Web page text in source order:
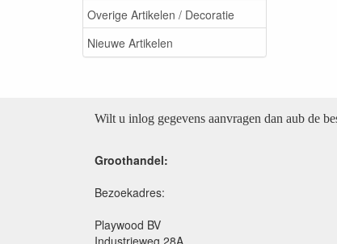
Overige Artikelen / Decoratie
Nieuwe Artikelen
Wilt u inlog gegevens aanvragen dan aub de
Groothandel:
Bezoekadres:
Playwood BV
Industrieweg 28A